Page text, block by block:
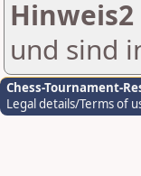
Hinweis2
und sind
Chess-Tournament-
Legal details/Terms of